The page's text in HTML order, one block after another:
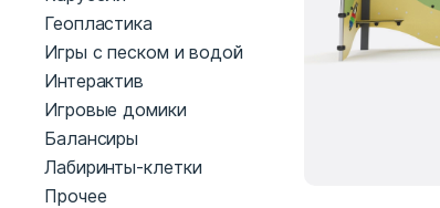
Геопластика
Игры с песком и водой
Интерактив
Игровые домики
Балансиры
Лабиринты-клетки
Прочее